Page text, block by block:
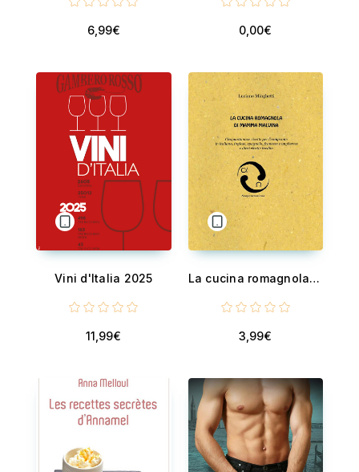
6,99€ 0,00€
Vini d'Italia 2025
11,99€
La cucina romagnola di mamma Malvina
3,99€